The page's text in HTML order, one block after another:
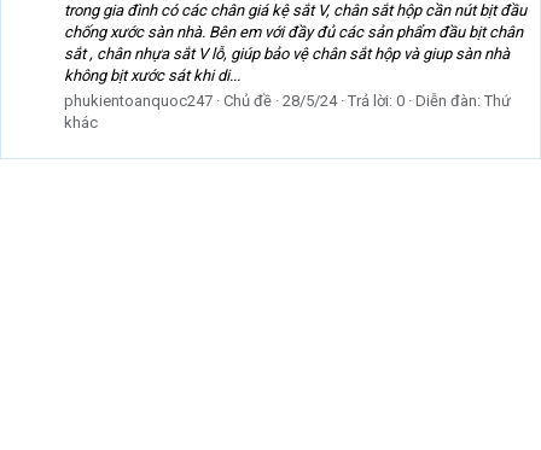
trong gia đình có các chân giá kệ sắt V, chân sắt hộp cần nút bịt đầu
chống xước sàn nhà. Bên em với đầy đủ các sản phẩm đầu bịt chân
sắt , chân nhựa sắt V lỗ, giúp bảo vệ chân sắt hộp và giup sàn nhà
không bịt xước sát khi di...
phukientoanquoc247 Chủ đề 28/5/24 Trả lời: 0 Diễn đàn: Thứ
khác